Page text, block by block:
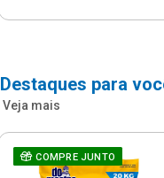
Destaques para
Veja mais
COMPRE JUNTO